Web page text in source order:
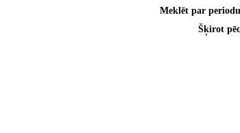
Meklēt par
Šķirot